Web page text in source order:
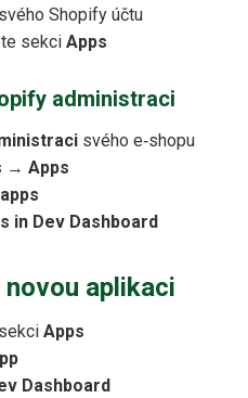
Shopify účtu
sekci Apps
administraci
svého e‑shopu
→ Apps
in Dev Dashboard
aplikaci
Apps
Dashboard